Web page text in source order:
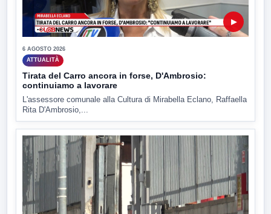
▶
6 AGOSTO 2026
ATTUALITÀ
Tirata del Carro ancora in forse, D'Ambrosio:
continuiamo a lavorare
L'assessore comunale alla Cultura di Mirabella Eclano, Raffaella
Rita D'Ambrosio,...